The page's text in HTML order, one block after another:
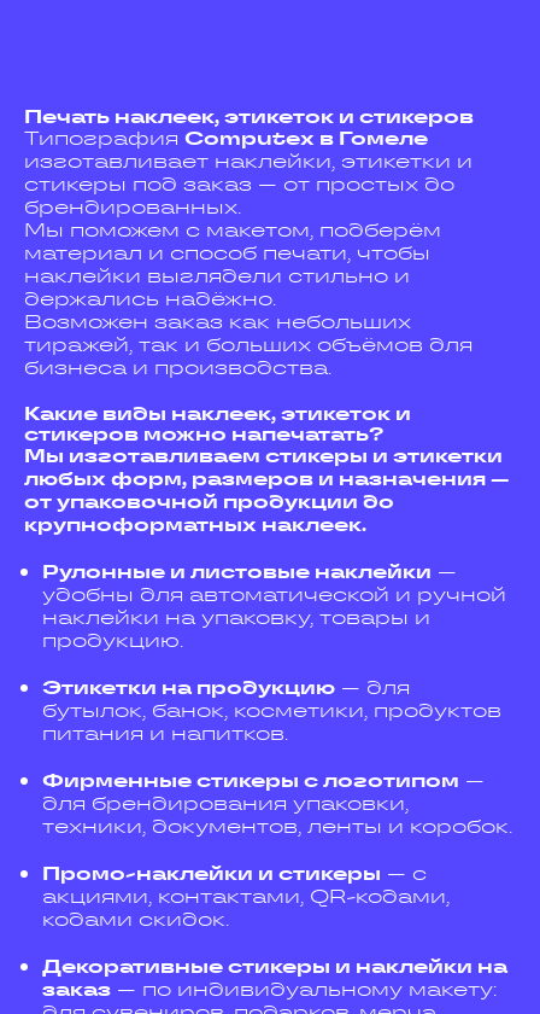
Печать наклеек, этикеток и стикеров
Типография Computex в Гомеле
изготавливает наклейки, этикетки и
стикеры под заказ — от простых до
брендированных.
Мы поможем с макетом, подберём
материал и способ печати, чтобы
наклейки выглядели стильно и
держались надёжно.
Возможен заказ как небольших
тиражей, так и больших объёмов для
бизнеса и производства.
Какие виды наклеек, этикеток и
стикеров можно напечатать?
Мы изготавливаем стикеры и этикетки
любых форм, размеров и назначения —
от упаковочной продукции до
крупноформатных наклеек.
Рулонные и листовые наклейки —
удобны для автоматической и ручной
наклейки на упаковку, товары и
продукцию.
Этикетки на продукцию — для
бутылок, банок, косметики, продуктов
питания и напитков.
Фирменные стикеры с логотипом —
для брендирования упаковки,
техники, документов, ленты и коробок.
Промо-наклейки и стикеры — с
акциями, контактами, QR-кодами,
кодами скидок.
Декоративные стикеры и наклейки на
заказ — по индивидуальному макету: